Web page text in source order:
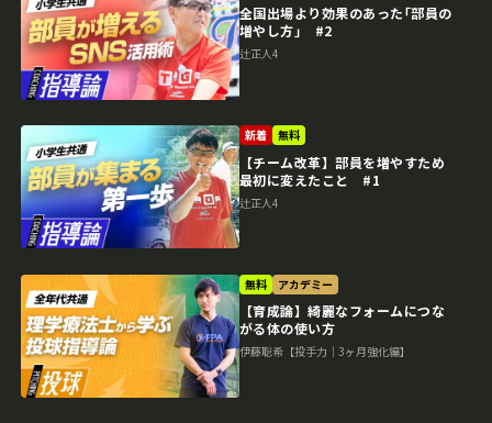
全国出場より効果のあった｢部員の
増やし方｣ #2
辻正人4
新着 無料
【チーム改革】部員を増やすため
最初に変えたこと #1
辻正人4
無料 アカデミー
【育成論】綺麗なフォームにつな
がる体の使い方
伊藤聡希【投手力｜3ヶ月強化編】